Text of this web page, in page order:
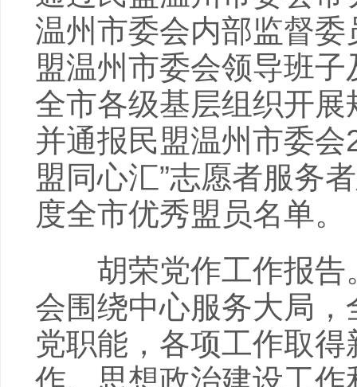
温州市委会内部监督
盟温州市委会领导班
全市各级基层组织开
并通报民盟温州市委
盟同心汇”志愿者服务
度全市优秀盟员名单。
胡荣党作工作报告
会围绕中心服务大局
党职能，各项工作取